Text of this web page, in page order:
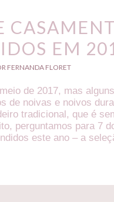
EM
FERNANDA FLORET
de 2017, mas
de noivas e noivos
tradicional, que é
perguntamos para 7
este ano – a